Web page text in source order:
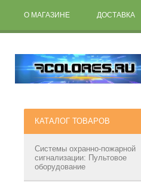
О МАГАЗИНЕ ДОСТАВКА
КАТАЛОГ ТОВАРОВ
Системы охранно-пожарной
сигнализации: Пультовое
оборудование